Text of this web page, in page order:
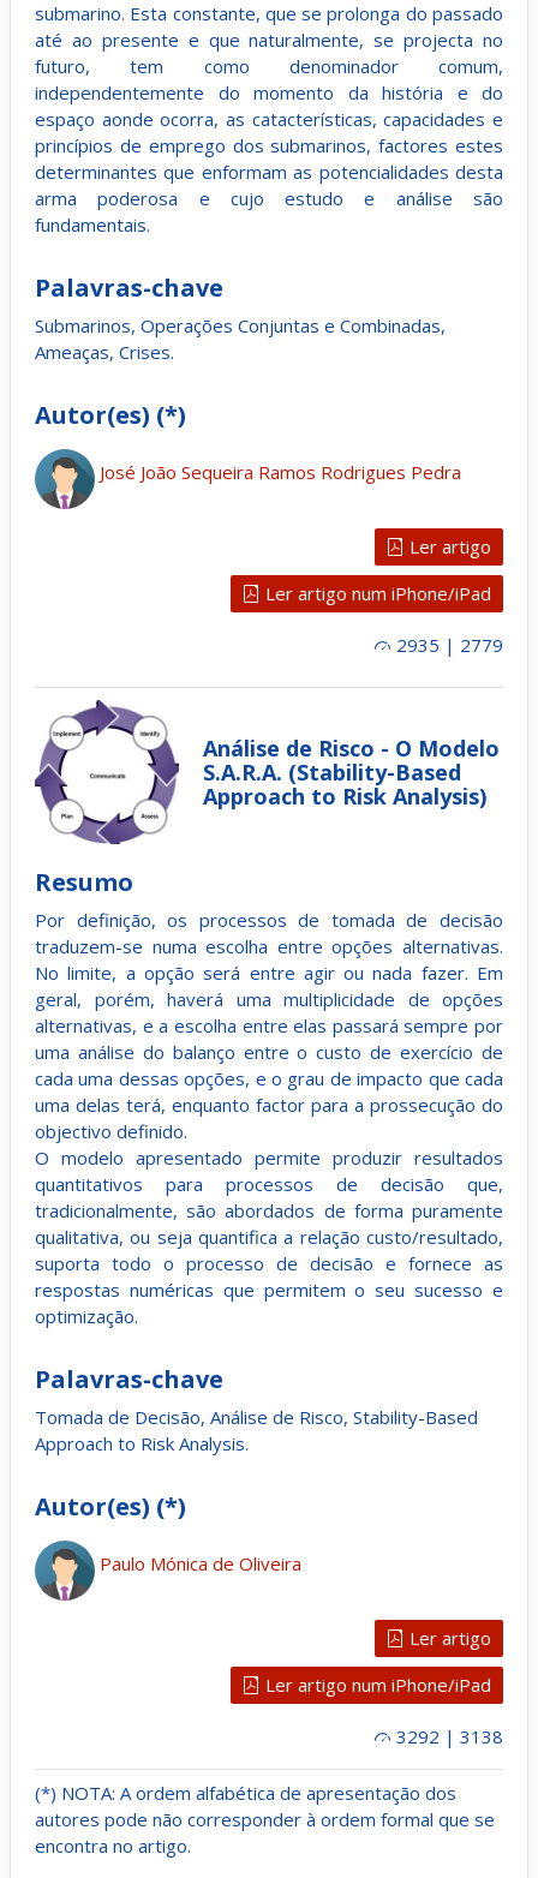
submarino. Esta constante, que se prolonga do passado
até ao presente e que naturalmente, se projecta no
futuro, tem como denominador comum,
independentemente do momento da história e do
espaço aonde ocorra, as catacterísticas, capacidades e
princípios de emprego dos submarinos, factores estes
determinantes que enformam as potencialidades desta
arma poderosa e cujo estudo e análise são
fundamentais.
Palavras-chave
Submarinos, Operações Conjuntas e Combinadas,
Ameaças, Crises.
Autor(es) (*)
José João Sequeira Ramos Rodrigues Pedra
Ler artigo
Ler artigo num iPhone/iPad
2935 | 2779
Análise de Risco - O Modelo
S.A.R.A. (Stability-Based
Approach to Risk Analysis)
Resumo
Por definição, os processos de tomada de decisão
traduzem-se numa escolha entre opções alternativas.
No limite, a opção será entre agir ou nada fazer. Em
geral, porém, haverá uma multiplicidade de opções
alternativas, e a escolha entre elas passará sempre por
uma análise do balanço entre o custo de exercício de
cada uma dessas opções, e o grau de impacto que cada
uma delas terá, enquanto factor para a prossecução do
objectivo definido.
O modelo apresentado permite produzir resultados
quantitativos para processos de decisão que,
tradicionalmente, são abordados de forma puramente
qualitativa, ou seja quantifica a relação custo/resultado,
suporta todo o processo de decisão e fornece as
respostas numéricas que permitem o seu sucesso e
optimização.
Palavras-chave
Tomada de Decisão, Análise de Risco, Stability-Based
Approach to Risk Analysis.
Autor(es) (*)
Paulo Mónica de Oliveira
Ler artigo
Ler artigo num iPhone/iPad
3292 | 3138
(*) NOTA: A ordem alfabética de apresentação dos
autores pode não corresponder à ordem formal que se
encontra no artigo.